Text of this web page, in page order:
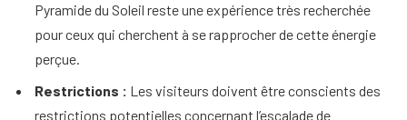
Pyramide du Soleil reste une expérience très recherchée
pour ceux qui cherchent à se rapprocher de cette énergie
perçue.
Restrictions : Les visiteurs doivent être conscients des
restrictions potentielles concernant l’escalade de